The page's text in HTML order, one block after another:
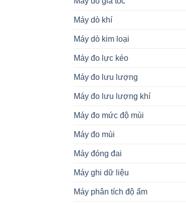
Máy dò khí
Máy dò kim loại
Máy đo lực kéo
Máy đo lưu lượng
Máy đo lưu lượng khí
Máy đo mức độ mùi
Máy đo mùi
Máy đóng đai
Máy ghi dữ liệu
Máy phân tích độ ẩm